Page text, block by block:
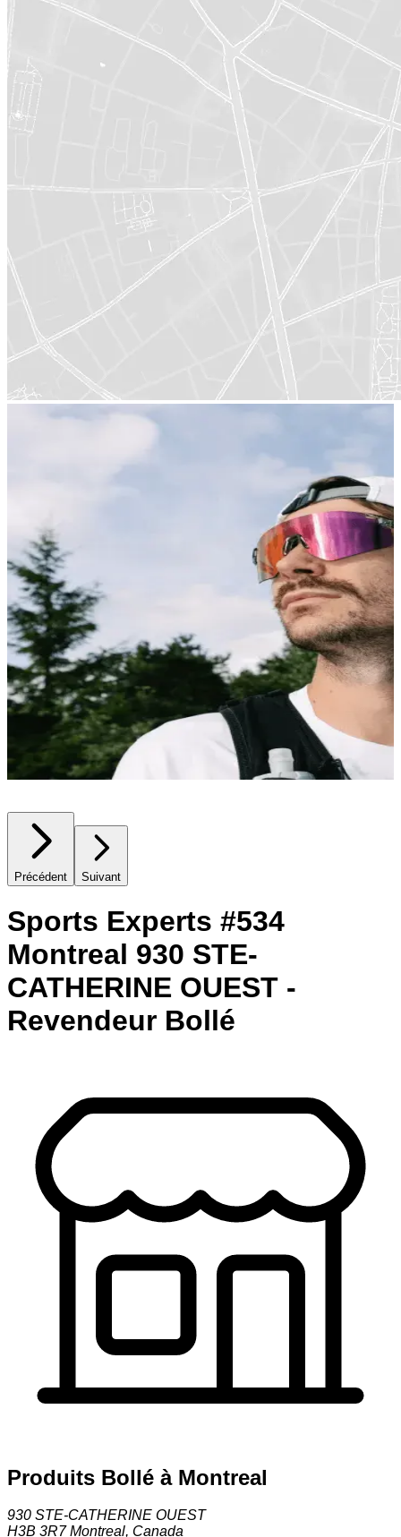
Précédent Suivant
Sports Experts #534
Montreal 930 STE-
CATHERINE OUEST -
Revendeur Bollé
Produits Bollé à Montreal
930 STE-CATHERINE OUEST
H3B 3R7 Montreal, Canada